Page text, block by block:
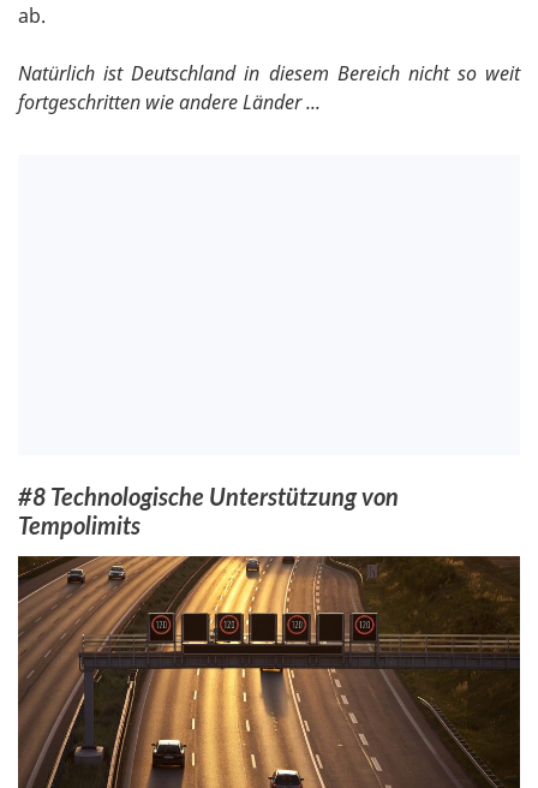
ab.
Natürlich ist Deutschland in diesem Bereich nicht so weit
fortgeschritten wie andere Länder ...
#8 Technologische Unterstützung von
Tempolimits